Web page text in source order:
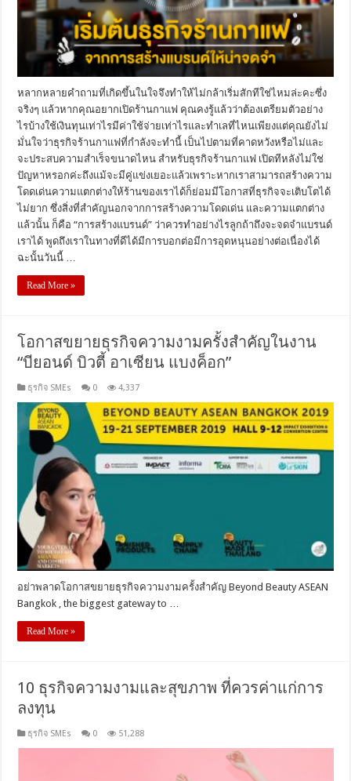
หลากหลายคำถามที่เกิดขึ้นในใจจึงทำให้ไม่กล้าเริ่มสักทีใช่ไหมล่ะคะซึ่ง
จริงๆ แล้วหากคุณอยากเปิดร้านกาแฟ คุณคงรู้แล้วว่าต้องเตรียมตัวอย่าง
ไรบ้างใช้เงินทุนเท่าไรมีค่าใช้จ่ายเท่าไรและทำเลที่ไหนเพียงแต่คุณยังไม่
มั่นใจว่าธุรกิจร้านกาแฟที่กำลังจะทำนี้ เป็นไปตามที่คาดหวังหรือไม่และ
จะประสบความสำเร็จขนาดไหน สำหรับธุรกิจร้านกาแฟ เปิดทีหลังไม่ใช่
ปัญหาหรอกค่ะถึงแม้จะมีคู่แข่งเยอะแล้วเพราะหากเราสามารถสร้างความ
โดดเด่นความแตกต่างให้ร้านของเราได้ก็ย่อมมีโอกาสที่ธุรกิจจะเติบโตได้
ไม่ยาก ซึ่งสิ่งที่สำคัญนอกจากการสร้างความโดดเด่น และความแตกต่าง
แล้วนั้น ก็คือ “การสร้างแบรนด์” ว่าควรทำอย่างไรลูกถ้าถึงจะจดจำแบรนด์
เราได้ พูดถึงเราในทางที่ดีได้มีการบอกต่อมีการอุดหนุนอย่างต่อเนื่องได้
ฉะนั้นวันนี้ …
Read More »
โอกาสขยายธุรกิจความงามครั้งสำคัญในงาน
“บียอนด์ บิวตี้ อาเซียน แบงค็อก”
ธุรกิจ SMEs 0 4,337
อย่าพลาดโอกาสขยายธุรกิจความงามครั้งสำคัญ Beyond Beauty ASEAN
Bangkok , the biggest gateway to …
Read More »
10 ธุรกิจความงามและสุขภาพ ที่ควรค่าแก่การ
ลงทุน
ธุรกิจ SMEs 0 51,288